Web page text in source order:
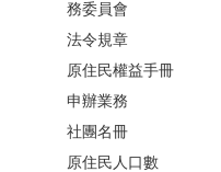
務委員會
法令規章
原住民權益手冊
申辦業務
社團名冊
原住民人口數